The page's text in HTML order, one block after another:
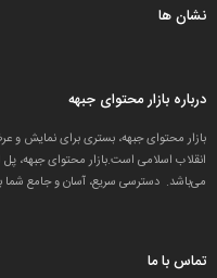
نشان ها
درباره بازار محتوای جبهه
بازار محتوای جبهه، بستری برای نمایش و
انقلاب اسلامی است.بازار محتوای جبهه،
می‌باشد. دسترسی سریع، آسان و جامع
تماس با ما